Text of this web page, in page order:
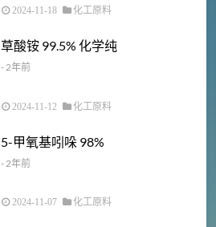
2024-11-18 化工原料
草酸铵 99.5% 化学纯
- 2年前
2024-11-12 化工原料
5-甲氧基吲哚 98%
- 2年前
2024-11-07 化工原料